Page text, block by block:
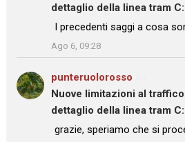
dettaglio della linea tram
: “I precedenti saggi a cosa
Ago 6, 09:28
punteruolorosso
Nuove limitazioni al
dettaglio della linea tram
: “
grazie, speriamo che si
”